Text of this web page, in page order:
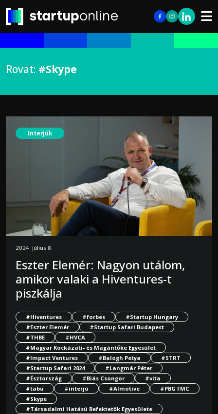
Rovat: #Skype
Interjúk
2024. július 8.
Eszter Elemér: Nagyon utálom,
amikor valaki a Hiventures-t
piszkálja
#Hiventures #forbes
#Startup Hungary
#Eszter Elemér
#Startup Safari Budapest
#THBE
#HVCA
#Magyar Kockázati- és Magántőke Egyesület
#Impact Ventures
#Balogh Petya
#STRT
#Startup Safari 2024
#Langmár Péter
#Észtország
#Biás Csongor
#vita
#tabu
#interjú #Almotive
#PBG FMC
#Skype
#Társadalmi Hatású Befektetők Egyesülete